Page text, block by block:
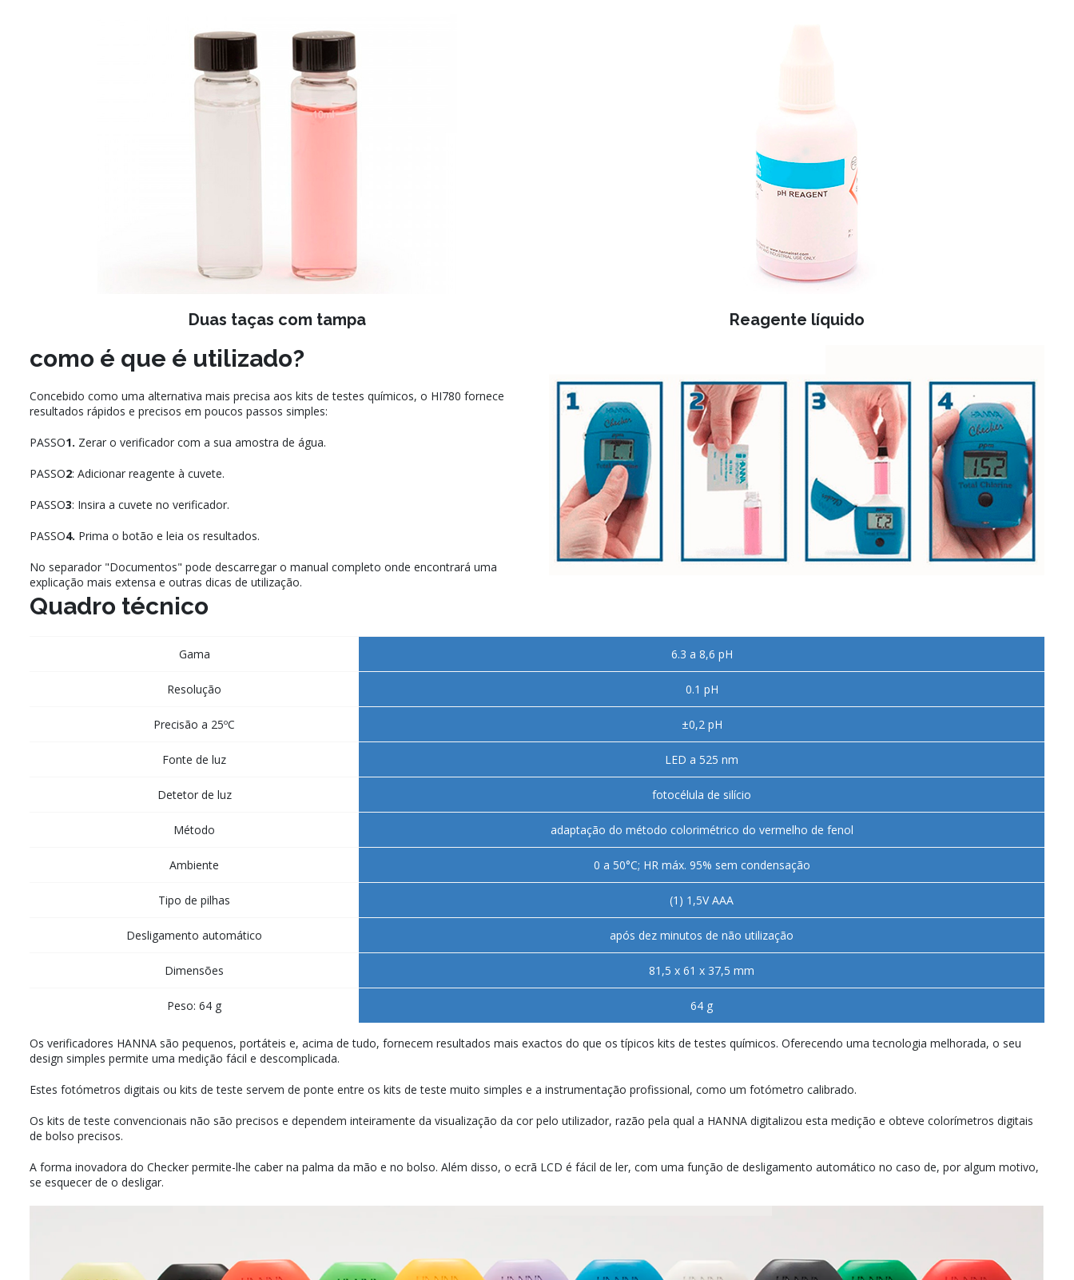
Duas taças com tampa Reagente líquido
como é que é utilizado?
Concebido como uma alternativa mais precisa aos kits de testes químicos, o HI780 fornece
resultados rápidos e precisos em poucos passos simples:
PASSO1. Zerar o verificador com a sua amostra de água.
PASSO2: Adicionar reagente à cuvete.
PASSO3: Insira a cuvete no verificador.
PASSO4. Prima o botão e leia os resultados.
No separador "Documentos" pode descarregar o manual completo onde encontrará uma
explicação mais extensa e outras dicas de utilização.
Quadro técnico
Gama 6.3 a 8,6 pH
Resolução 0.1 pH
Precisão a 25ºC ±0,2 pH
Fonte de luz LED a 525 nm
Detetor de luz fotocélula de silício
Método adaptação do método colorimétrico do vermelho de fenol
Ambiente 0 a 50°C; HR máx. 95% sem condensação
Tipo de pilhas (1) 1,5V AAA
Desligamento automático após dez minutos de não utilização
Dimensões 81,5 x 61 x 37,5 mm
Peso: 64 g 64 g
Os verificadores HANNA são pequenos, portáteis e, acima de tudo, fornecem resultados mais exactos do que os típicos kits de testes químicos. Oferecendo uma tecnologia melhorada, o seu
design simples permite uma medição fácil e descomplicada.
Estes fotómetros digitais ou kits de teste servem de ponte entre os kits de teste muito simples e a instrumentação profissional, como um fotómetro calibrado.
Os kits de teste convencionais não são precisos e dependem inteiramente da visualização da cor pelo utilizador, razão pela qual a HANNA digitalizou esta medição e obteve colorímetros digitais
de bolso precisos.
A forma inovadora do Checker permite-lhe caber na palma da mão e no bolso. Além disso, o ecrã LCD é fácil de ler, com uma função de desligamento automático no caso de, por algum motivo,
se esquecer de o desligar.